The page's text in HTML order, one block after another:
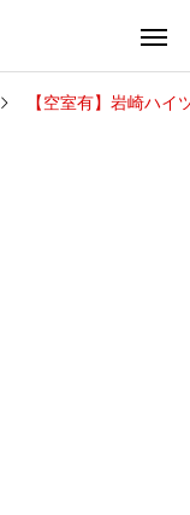
【空室有】岩崎ハ